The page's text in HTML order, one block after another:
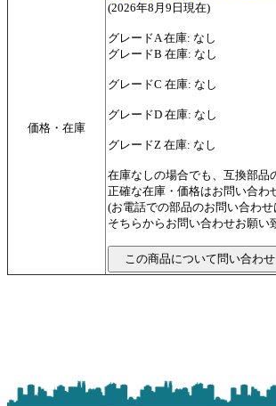
価格・在庫
(2026年8月9日現在)
グレードA 在庫: なし
グレードB 在庫: なし
グレードC 在庫: なし
グレードD 在庫: なし
グレードZ 在庫: なし
在庫なしの場合でも、互換部品
正確な在庫・価格はお問い合わ
(お電話での部品のお問い合わ
そちらからお問い合わせお願い